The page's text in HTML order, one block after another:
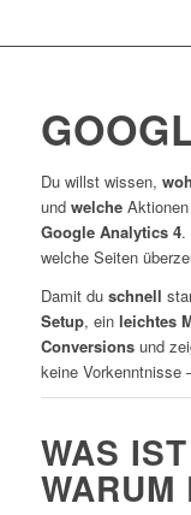
Du willst wissen,
und welche
Google Analytics 4.
welche Seiten
Damit du schnell
Setup, ein leichtes
Conversionsund
keine Vorkenntnisse
WAS